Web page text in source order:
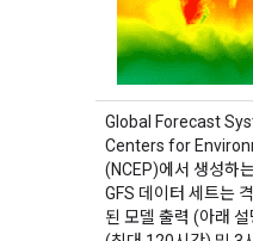
Global Forecast
Centers for
(NCEP)에서 생성하
GFS 데이터 세트는
된 모델 출력 (아래